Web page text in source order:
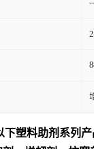
--
塑料助剂系列产